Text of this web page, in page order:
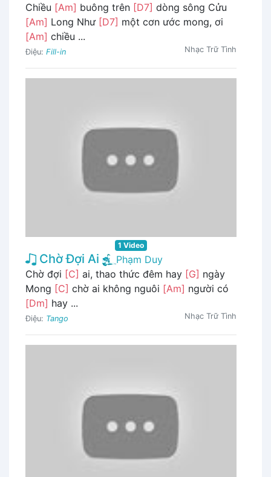
Chiều [Am] buông trên [D7] dòng sông Cửu
[Am] Long Như [D7] một cơn ước mong, ơi
[Am] chiều ...
Điệu: Fill-in Nhạc Trữ Tình
1 Video
Chờ Đợi Ai
Phạm Duy
Chờ đợi [C] ai, thao thức đêm hay [G] ngày
Mong [C] chờ ai không nguôi [Am] người có
[Dm] hay ...
Điệu: Tango Nhạc Trữ Tình